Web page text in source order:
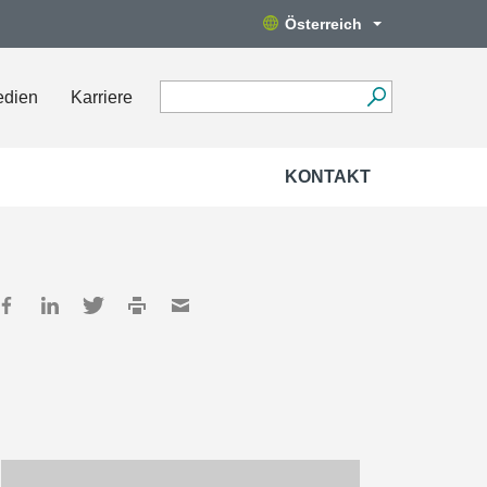
Österreich
Karriere
KONTAKT